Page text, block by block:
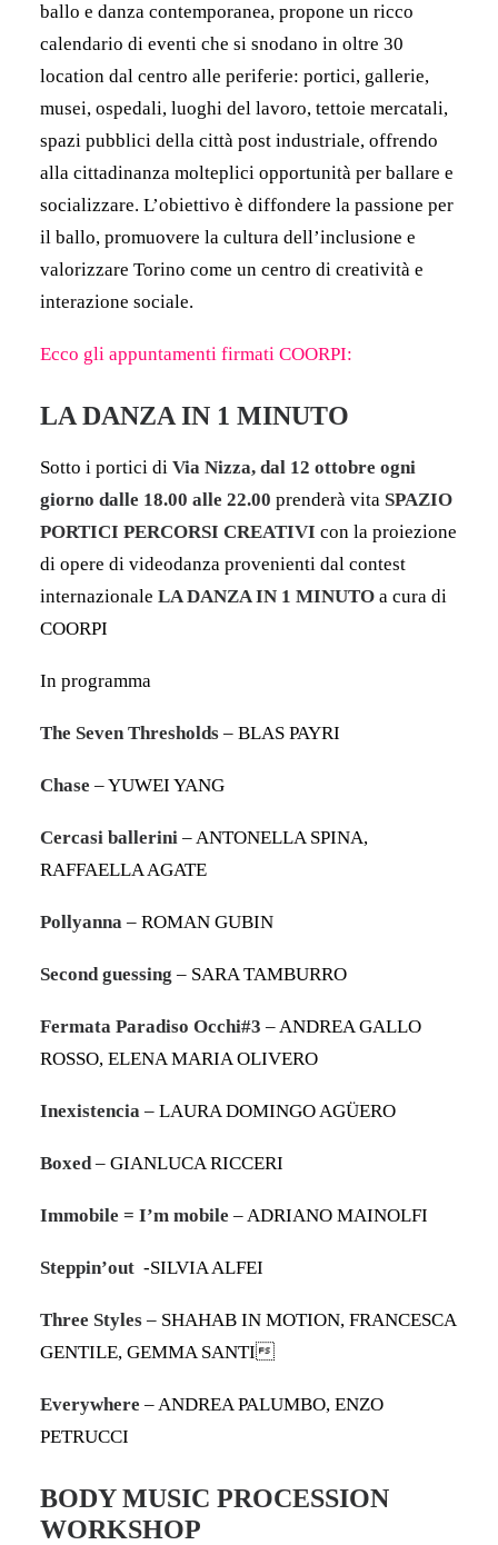
ballo e danza contemporanea, propone un ricco
calendario di eventi che si snodano in oltre 30
location dal centro alle periferie: portici, gallerie,
musei, ospedali, luoghi del lavoro, tettoie mercatali,
spazi pubblici della città post industriale, offrendo
alla cittadinanza molteplici opportunità per ballare e
socializzare. L’obiettivo è diffondere la passione per
il ballo, promuovere la cultura dell’inclusione e
valorizzare Torino come un centro di creatività e
interazione sociale.
Ecco gli appuntamenti firmati COORPI:
LA DANZA IN 1 MINUTO
Sotto i portici di Via Nizza, dal 12 ottobre ogni
giorno dalle 18.00 alle 22.00 prenderà vita SPAZIO
PORTICI PERCORSI CREATIVI con la proiezione
di opere di videodanza provenienti dal contest
internazionale LA DANZA IN 1 MINUTO a cura di
COORPI
In programma
The Seven Thresholds – BLAS PAYRI
Chase – YUWEI YANG
Cercasi ballerini – ANTONELLA SPINA,
RAFFAELLA AGATE
Pollyanna – ROMAN GUBIN
Second guessing – SARA TAMBURRO
Fermata Paradiso Occhi#3 – ANDREA GALLO
ROSSO, ELENA MARIA OLIVERO
Inexistencia – LAURA DOMINGO AGÜERO
Boxed– GIANLUCA RICCERI
Immobile = I’m mobile – ADRIANO MAINOLFI
Steppin’out -SILVIA ALFEI
Three Styles – SHAHAB IN MOTION, FRANCESCA
GENTILE, GEMMA SANTI
Everywhere – ANDREA PALUMBO, ENZO
PETRUCCI
BODY MUSIC PROCESSION
WORKSHOP